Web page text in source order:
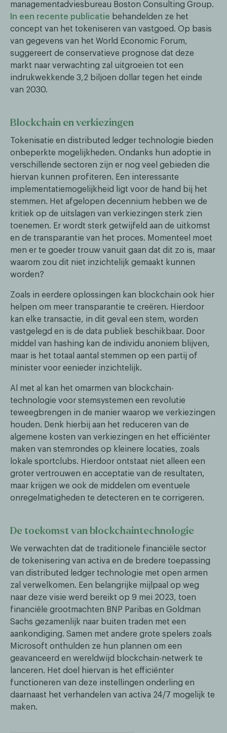
managementadviesbureau Boston Consulting Group.
In een recente publicatie behandelden ze het
concept van het tokeniseren van vastgoed. Op basis
van gegevens van het World Economic Forum,
suggereert de conservatieve prognose dat deze
markt naar verwachting zal uitgroeien tot een
indrukwekkende 3,2 biljoen dollar tegen het einde
van 2030.
Blockchain en verkiezingen
Tokenisatie en distributed ledger technologie bieden
onbeperkte mogelijkheden. Ondanks hun adoptie in
verschillende sectoren zijn er nog veel gebieden die
hiervan kunnen profiteren. Een interessante
implementatiemogelijkheid ligt voor de hand bij het
stemmen. Het afgelopen decennium hebben we de
kritiek op de uitslagen van verkiezingen sterk zien
toenemen. Er wordt sterk getwijfeld aan de uitkomst
en de transparantie van het proces. Momenteel moet
men er te goeder trouw vanuit gaan dat dit zo is, maar
waarom zou dit niet inzichtelijk gemaakt kunnen
worden?
Zoals in eerdere oplossingen kan blockchain ook hier
helpen om meer transparantie te creëren. Hierdoor
kan elke transactie, in dit geval een stem, worden
vastgelegd en is de data publiek beschikbaar. Door
middel van hashing kan de individu anoniem blijven,
maar is het totaal aantal stemmen op een partij of
minister voor eenieder inzichtelijk.
Al met al kan het omarmen van blockchain-
technologie voor stemsystemen een revolutie
teweegbrengen in de manier waarop we verkiezingen
houden. Denk hierbij aan het reduceren van de
algemene kosten van verkiezingen en het efficiënter
maken van stemrondes op kleinere locaties, zoals
lokale sportclubs. Hierdoor ontstaat niet alleen een
groter vertrouwen en acceptatie van de resultaten,
maar krijgen we ook de middelen om eventuele
onregelmatigheden te detecteren en te corrigeren.
De toekomst van blockchaintechnologie
We verwachten dat de traditionele financiële sector
de tokenisering van activa en de bredere toepassing
van distributed ledger technologie met open armen
zal verwelkomen. Een belangrijke mijlpaal op weg
naar deze visie werd bereikt op 9 mei 2023, toen
financiële grootmachten BNP Paribas en Goldman
Sachs gezamenlijk naar buiten traden met een
aankondiging. Samen met andere grote spelers zoals
Microsoft onthulden ze hun plannen om een
geavanceerd en wereldwijd blockchain-netwerk te
lanceren. Het doel hiervan is het efficiënter
functioneren van deze instellingen onderling en
daarnaast het verhandelen van activa 24/7 mogelijk te
maken.